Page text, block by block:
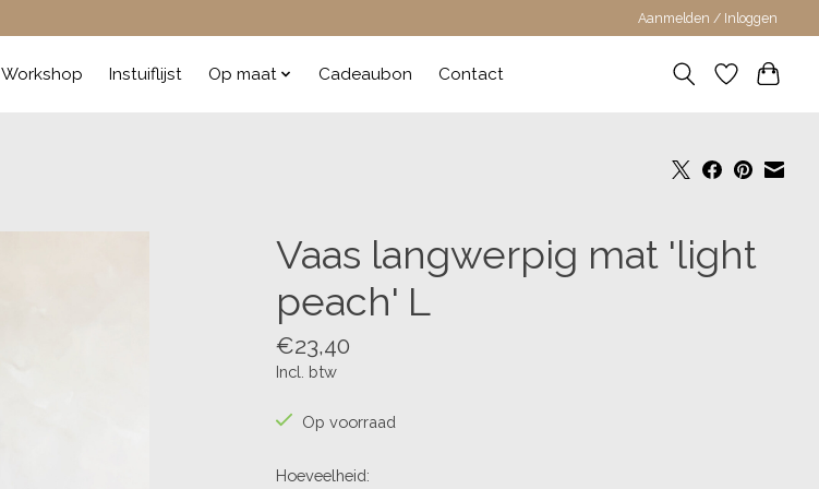
Aanmelden / Inloggen
Workshop Instuiflijst Op maat Cadeaubon Contact
Vaas langwerpig mat 'light
peach' L
€23,40
Incl. btw
Op voorraad
Hoeveelheid: